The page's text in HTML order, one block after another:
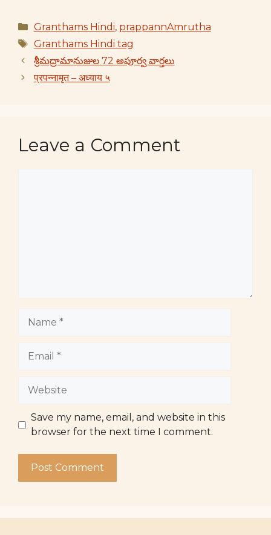
Categories
Granthams Hindi, prappannAmrutha
Tags
Granthams Hindi tag
శ్రీమద్రామానుజుల 72 అపూర్వ వార్తలు
प्रपन्नामृत – अध्याय ५
Leave a Comment
Website
Save my name, email, and website in this
browser for the next time I comment.